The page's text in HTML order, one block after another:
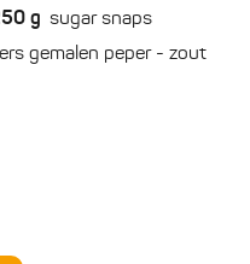
g sugar snaps
gemalen peper - zout